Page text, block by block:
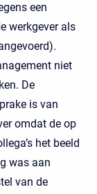
een
werkgever als
niet
De
is van
omdat de op
het beeld
was aan
van de